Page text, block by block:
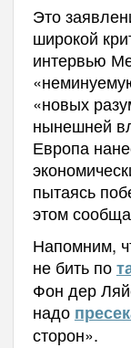
Это
широкой
интервью
«новых
нынешней
Европа
пытаясь
этом
Напомним,
не бить по
Фон дер
надо
сторон».